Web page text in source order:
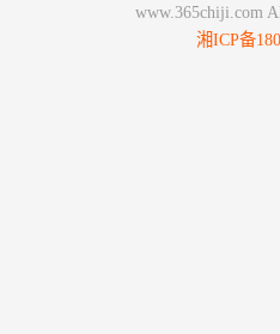
www.365chiji.com
湘ICP备